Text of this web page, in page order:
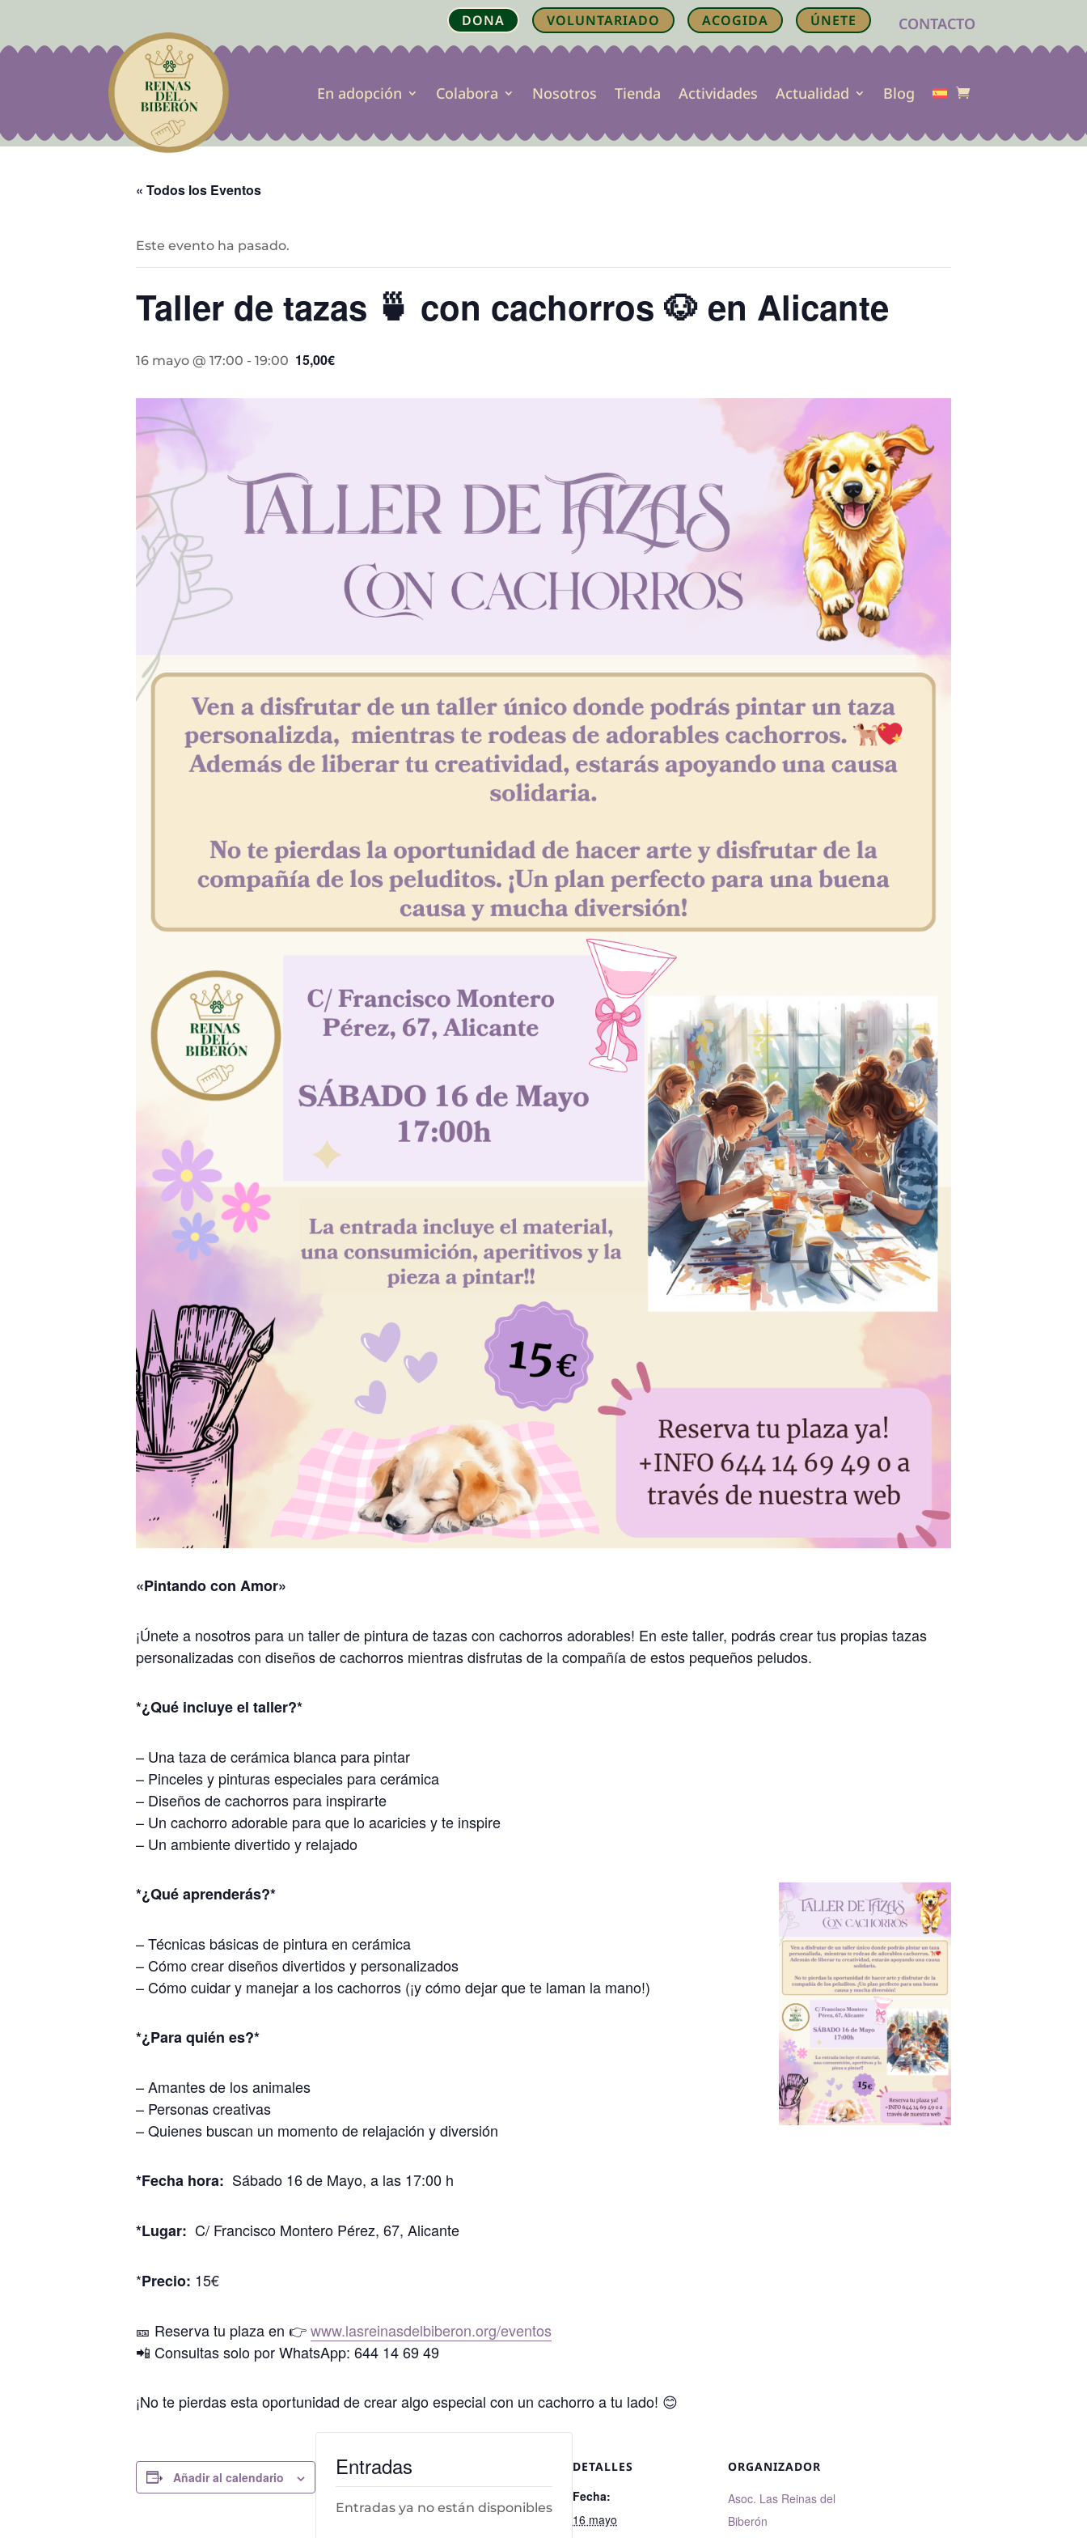
DONA VOLUNTARIADO ACOGIDA ÚNETE CONTACTO
En adopción Colabora Nosotros Tienda Actividades Actualidad Blog
« Todos los Eventos
Este evento ha pasado.
Taller de tazas 🍵 con cachorros 🐶 en Alicante
16 mayo @ 17:00 - 19:00 15,00€
«Pintando con Amor»
¡Únete a nosotros para un taller de pintura de tazas con cachorros adorables! En este taller, podrás crear tus propias tazas
personalizadas con diseños de cachorros mientras disfrutas de la compañía de estos pequeños peludos.
*¿Qué incluye el taller?*
– Una taza de cerámica blanca para pintar
– Pinceles y pinturas especiales para cerámica
– Diseños de cachorros para inspirarte
– Un cachorro adorable para que lo acaricies y te inspire
– Un ambiente divertido y relajado
*¿Qué aprenderás?*
– Técnicas básicas de pintura en cerámica
– Cómo crear diseños divertidos y personalizados
– Cómo cuidar y manejar a los cachorros (¡y cómo dejar que te laman la mano!)
*¿Para quién es?*
– Amantes de los animales
– Personas creativas
– Quienes buscan un momento de relajación y diversión
*Fecha hora: Sábado 16 de Mayo, a las 17:00 h
*Lugar: C/ Francisco Montero Pérez, 67, Alicante
*Precio: 15€
🎫 Reserva tu plaza en 👉www.lasreinasdelbiberon.org/eventos
📲 Consultas solo por WhatsApp: 644 14 69 49
¡No te pierdas esta oportunidad de crear algo especial con un cachorro a tu lado! 😊
Añadir al calendario
DETALLES
Fecha:
16 mayo
ORGANIZADOR
Asoc. Las Reinas del
Biberón
Entradas
Entradas ya no están disponibles